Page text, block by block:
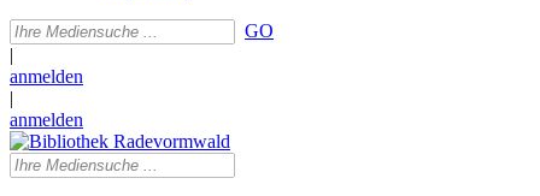
GO
|
anmelden
|
anmelden